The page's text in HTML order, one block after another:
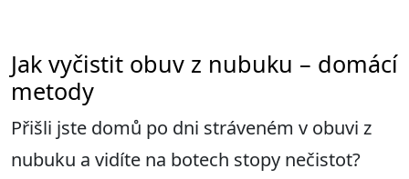
Jak vyčistit obuv z nubuku – domácí
metody
Přišli jste domů po dni stráveném v obuvi z
nubuku a vidíte na botech stopy nečistot?